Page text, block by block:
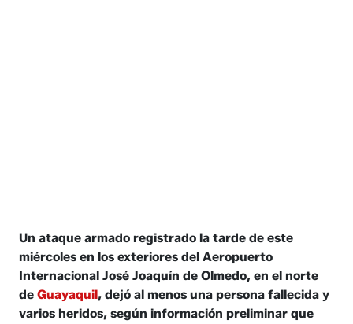
Un ataque armado registrado la tarde de este
miércoles en los exteriores del Aeropuerto
Internacional José Joaquín de Olmedo, en el norte
deGuayaquil, dejó al menos una persona fallecida y
varios heridos, según información preliminar que